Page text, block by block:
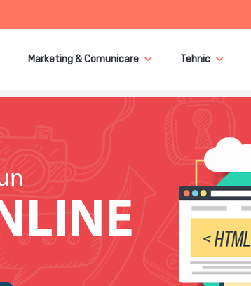
Marketing & Comunicare Tehnic